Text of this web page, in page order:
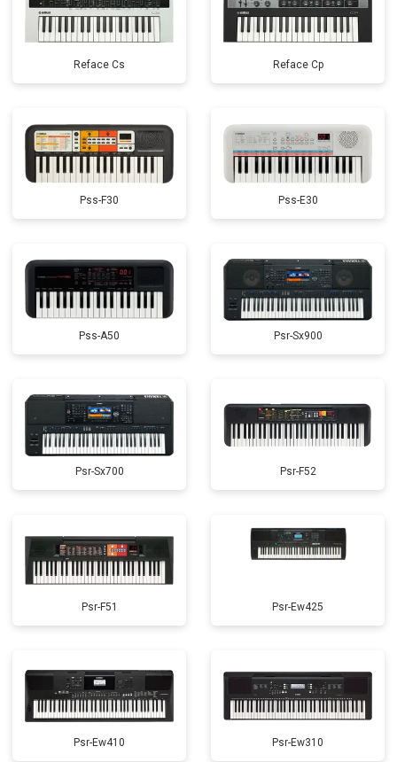
Reface Cs Reface Cp
Pss-F30 Pss-E30
Pss-A50 Psr-Sx900
Psr-Sx700 Psr-F52
Psr-F51 Psr-Ew425
Psr-Ew410 Psr-Ew310